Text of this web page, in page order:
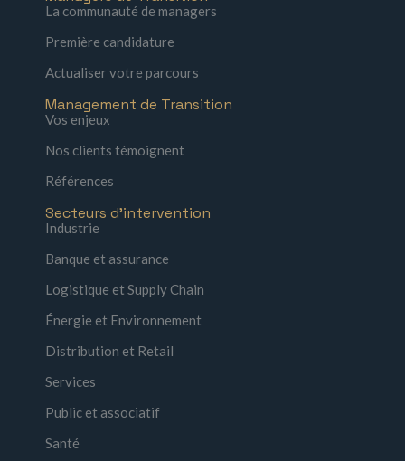
La communauté de managers
Première candidature
Actualiser votre parcours
Management de Transition
Vos enjeux
Nos clients témoignent
Références
Secteurs d'intervention
Industrie
Banque et assurance
Logistique et Supply Chain
Énergie et Environnement
Distribution et Retail
Services
Public et associatif
Santé